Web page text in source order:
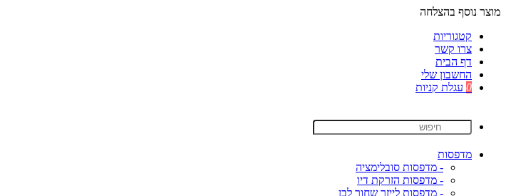
מוצר נוסף בהצלחה
קטגוריות
צרו קשר
דף הבית
החשבון שלי
0 עגלת קניות
מדפסות
- מדפסות סובלימציה
- מדפסות הזרקת דיו
- מדפסות לייזר שחור לבן